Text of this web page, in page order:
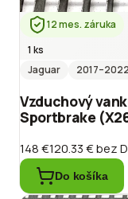
12 mes. záruka
1 ks
Jaguar
2017–2022
Vzduchový
Sportbrake
148 €120.33 €bez
Do košíka